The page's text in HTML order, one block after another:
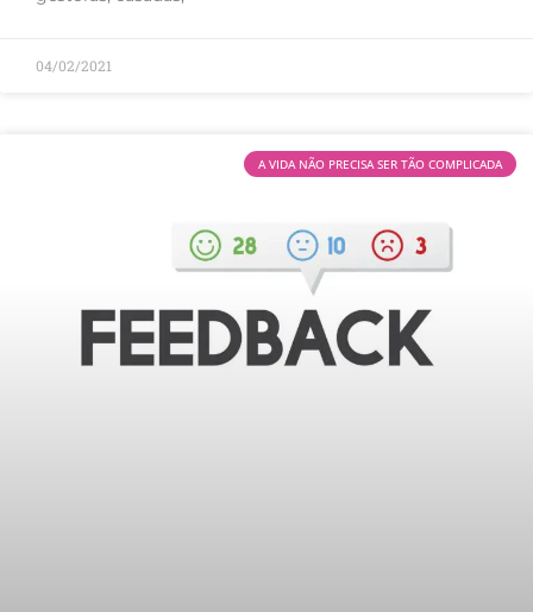
04/02/2021
A VIDA NÃO PRECISA SER TÃO COMPLICADA